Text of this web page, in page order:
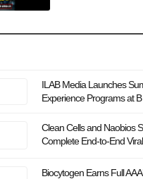
ILAB Media Launches
Experience Programs at
Clean Cells and Naobios
Complete End-to-End
Biocytogen Earns Full